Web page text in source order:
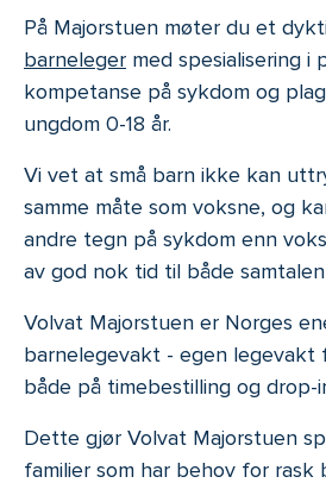
På Majorstuen møter du et
barneleger med spesialisering
kompetanse på sykdom og
ungdom 0-18 år.
Vi vet at små barn ikke kan
samme måte som voksne, og
andre tegn på sykdom enn
av god nok tid til både
Volvat Majorstuen er Norges
barnelegevakt - egen legevakt
både på timebestilling og drop-
Dette gjør Volvat Majorstuen
familier som har behov for rask